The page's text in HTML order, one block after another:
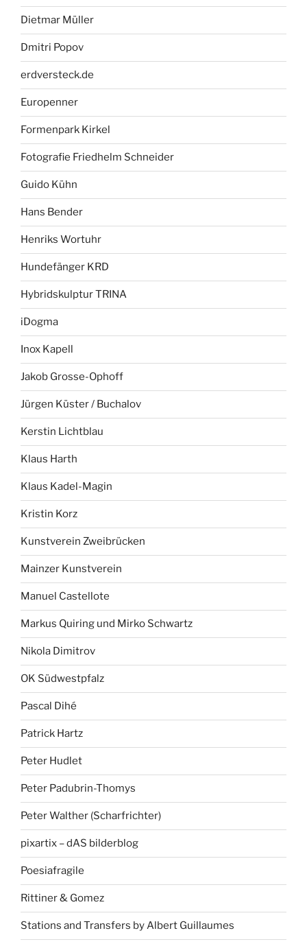
Dietmar Müller
Dmitri Popov
erdversteck.de
Europenner
Formenpark Kirkel
Fotografie Friedhelm Schneider
Guido Kühn
Hans Bender
Henriks Wortuhr
Hundefänger KRD
Hybridskulptur TRINA
iDogma
Inox Kapell
Jakob Grosse-Ophoff
Jürgen Küster / Buchalov
Kerstin Lichtblau
Klaus Harth
Klaus Kadel-Magin
Kristin Korz
Kunstverein Zweibrücken
Mainzer Kunstverein
Manuel Castellote
Markus Quiring und Mirko Schwartz
Nikola Dimitrov
OK Südwestpfalz
Pascal Dihé
Patrick Hartz
Peter Hudlet
Peter Padubrin-Thomys
Peter Walther (Scharfrichter)
pixartix – dAS bilderblog
Poesiafragile
Rittiner & Gomez
Stations and Transfers by Albert Guillaumes